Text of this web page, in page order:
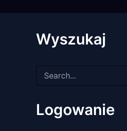
Wyszukaj
dla:
Logowanie